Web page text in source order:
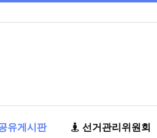
유게시판 선거관리위원회